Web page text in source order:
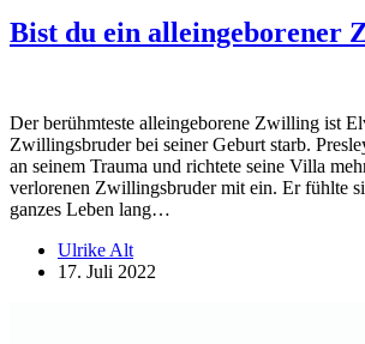
Bist du ein alleingeborener
Der berühmteste alleingeborene Zwilling ist
Zwillingsbruder bei seiner Geburt starb.
an seinem Trauma und richtete seine Villa
verlorenen Zwillingsbruder mit ein. Er fühlte
ganzes Leben lang…
Ulrike Alt
17. Juli 2022